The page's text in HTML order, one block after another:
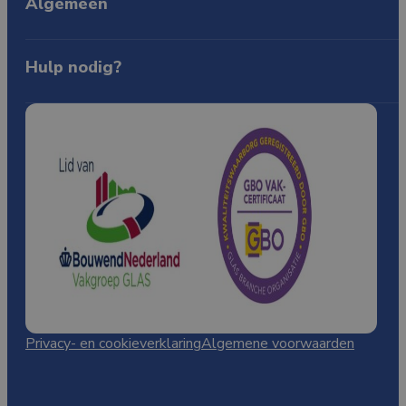
Hulp nodig?
085-0805772 Kennisbank
Privacy- en cookieverklaringAlgemene voorwaarden